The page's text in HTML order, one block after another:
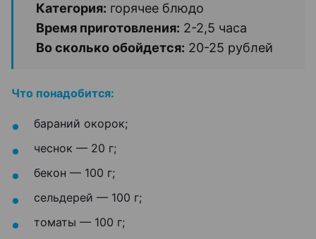
Категория: горячее блюдо
Время приготовления: 2-2,5 часа
Во сколько обойдется: 20-25 рублей
Что понадобится:
бараний окорок;
чеснок — 20 г;
бекон — 100 г;
сельдерей — 100 г;
томаты — 100 г;